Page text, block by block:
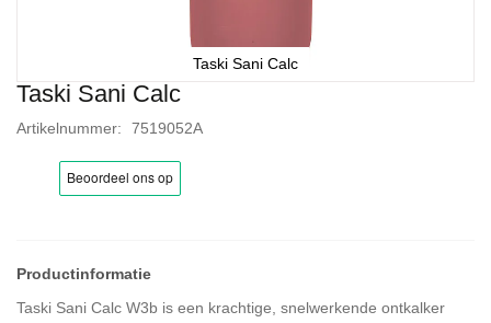
Taski Sani Calc
Artikelnummer 7519052A
Taski Sani Calc W3b is een krachtige, snelwerkende ontkalker
Taski Sani Calc
Ga
het